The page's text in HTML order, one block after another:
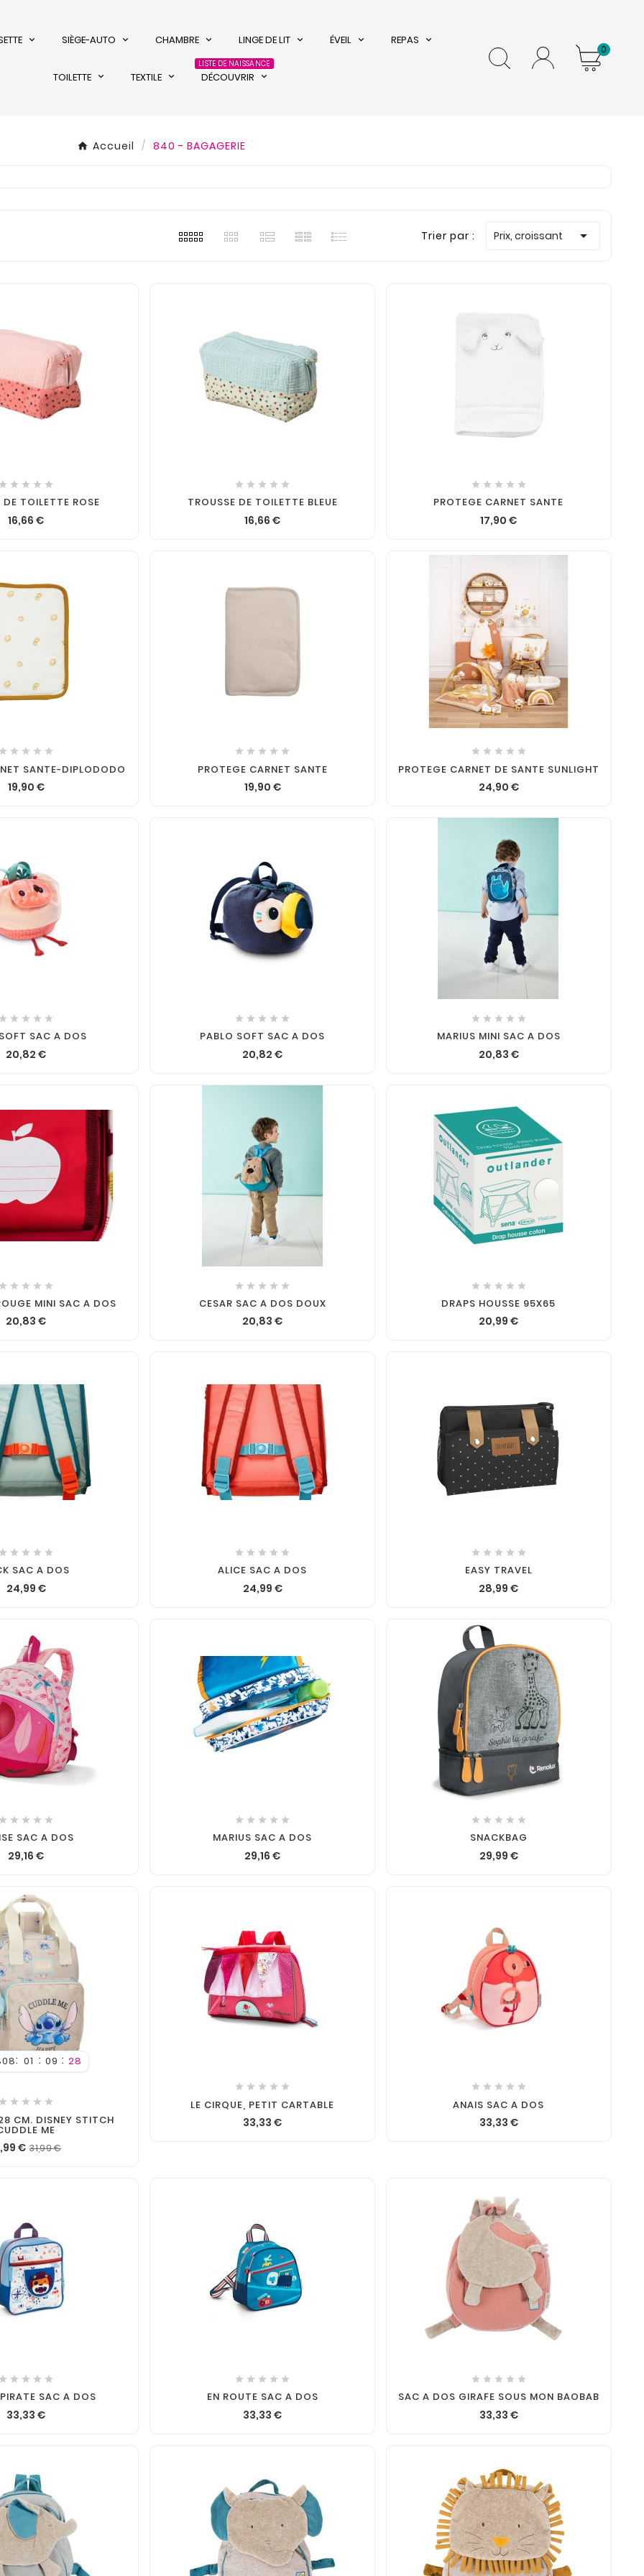
SIÈGE-AUTO CHAMBRE LINGE DE LIT ÉVEIL REPAS
TOILETTE TEXTILE DÉCOUVRIR
LISTE DE NAISSANCE
0
Accueil 840 - BAGAGERIE
Trier par : Prix, croissant 
   
DE TOILETTE ROSE
16,66 €
    
TROUSSE DE TOILETTE BLEUE
16,66 €
    
PROTEGE CARNET SANTE
17,90 €
   
SANTE-DIPLODODO
19,90 €
    
PROTEGE CARNET SANTE
19,90 €
    
PROTEGE CARNET DE SANTE SUNLIGHT
24,90 €
   
SAC A DOS
20,82 €
    
PABLO SOFT SAC A DOS
20,82 €
    
MARIUS MINI SAC A DOS
20,83 €
   
MINI SAC A DOS
20,83 €

    
CESAR SAC A DOS DOUX
20,83 €
    
DRAPS HOUSSE 95X65
20,99 €
   
SAC A DOS
24,99 €
    
ALICE SAC A DOS
24,99 €
    
EASY TRAVEL
28,99 €
   
SAC A DOS
29,16 €
    
MARIUS SAC A DOS
29,16 €

    
SNACKBAG
29,99 €
: 01 : 09 : 26

   
CM. DISNEY STITCH
ME
€ 31,99 €
    
LE CIRQUE, PETIT CARTABLE
33,33 €
    
ANAIS SAC A DOS
33,33 €
   
SAC A DOS
33,33 €
    
EN ROUTE SAC A DOS
33,33 €
    
SAC A DOS GIRAFE SOUS MON BAOBAB
33,33 €